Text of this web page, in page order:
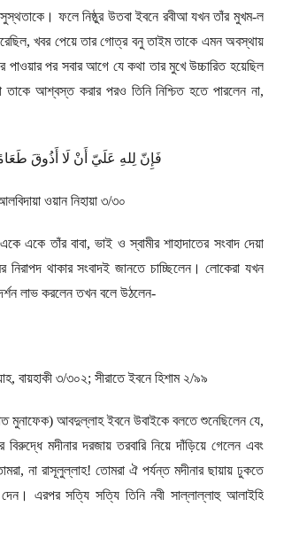
ফলে নিষ্ঠুর উতবা ইবনে রবীআ যখন তাঁর মুখম-ল
,খবর পেয়ে তার গোত্র বনু তাইম তাকে এমন অবস্থায়
পাওয়ার পর সবার আগে যে কথা তার মুখে উচ্চারিত হয়েছিল
আশ্বস্ত করার পরও তিনি নিশ্চিত হতে পারলেন না,
فَإِنّ لِلهِ عَلَيّ أَنْ لَا أَذُوقَ
ওয়ান নিহায়া ৩/৩০
একে তাঁর বাবা,ভাই ও স্বামীর শাহাদাতের সংবাদ দেয়া
থাকার সংবাদই জানতে চাচ্ছিলেন। লোকেরা যখন
দর্শন লাভ করলেন তখন বলে উঠলেন-
, বায়হাকী ৩/৩০২; সীরাতে ইবনে হিশাম ২/৯৯
মুনাফেক) আবদুল্লাহ ইবনে উবাইকে বলতে শুনেছিলেন যে,
মদীনার দরজায় তরবারি নিয়ে দাঁড়িয়ে গেলেন এবং
, না রাসূলুল্লাহ! তোমরা ঐ পর্যন্ত মদীনার ছায়ায় ঢুকতে
এরপর সত্যি সত্যি তিনি নবী সাল্লাল্লাহু আলাইহি